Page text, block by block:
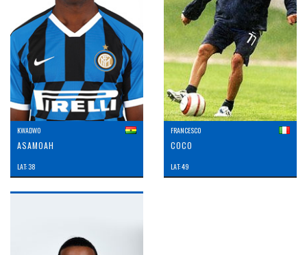
KWADWO
ASAMOAH
LAT: 38
FRANCESCO
COCO
LAT: 49